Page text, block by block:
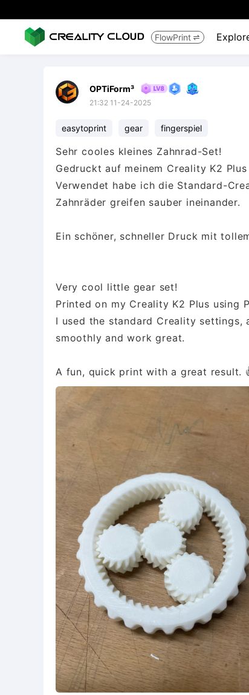
FlowPrint 
OPTiForm³
21:32 11-24-2025
easytoprint gear fingerspiel
Sehr cooles kleines Zahnrad-Set!
Gedruckt auf meinem Creality K2
Verwendet habe ich die Standard-
Zahnräder greifen sauber ineinander.
Ein schöner, schneller Druck mit
Very cool little gear set!
Printed on my Creality K2 Plus using
I used the standard Creality settings,
smoothly and work great.
A fun, quick print with a great result.